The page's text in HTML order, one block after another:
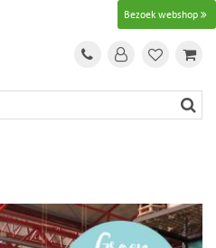
Bezoek webshop